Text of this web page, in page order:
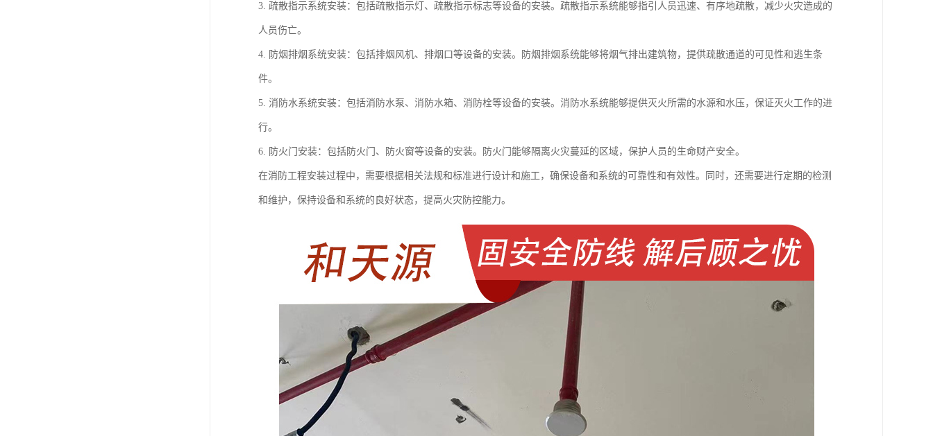
3. 疏散指示系统安装：包括疏散指示灯、疏散指示标志等设备的安装。疏散指示系统能够指引人员迅速、有序地疏散，减少火灾造成的
人员伤亡。
4. 防烟排烟系统安装：包括排烟风机、排烟口等设备的安装。防烟排烟系统能够将烟气排出建筑物，提供疏散通道的可见性和逃生条
件。
5. 消防水系统安装：包括消防水泵、消防水箱、消防栓等设备的安装。消防水系统能够提供灭火所需的水源和水压，保证灭火工作的进
行。
6. 防火门安装：包括防火门、防火窗等设备的安装。防火门能够隔离火灾蔓延的区域，保护人员的生命财产安全。
在消防工程安装过程中，需要根据相关法规和标准进行设计和施工，确保设备和系统的可靠性和有效性。同时，还需要进行定期的检测
和维护，保持设备和系统的良好状态，提高火灾防控能力。